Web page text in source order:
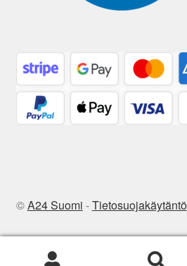
©A24 Suomi -Tietosuojakäytäntö